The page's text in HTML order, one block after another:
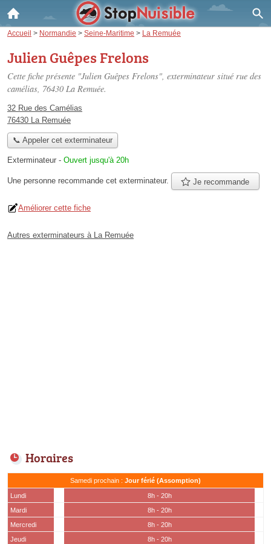
Accueil > Normandie > Seine-Maritime > La Remuée
Julien Guêpes Frelons
Cette fiche présente "Julien Guêpes Frelons", exterminateur situé rue des
camélias, 76430 La Remuée.
32 Rue des Camélias
76430 La Remuée
📞 Appeler cet exterminateur
Exterminateur - Ouvert jusqu'à 20h
Une personne recommande cet exterminateur. Je recommande
Améliorer cette fiche
Autres exterminateurs à La Remuée
Horaires
Samedi prochain : Jour férié (Assomption)
Lundi
8h - 20h
Mardi
8h - 20h
Mercredi
8h - 20h
Jeudi
8h - 20h